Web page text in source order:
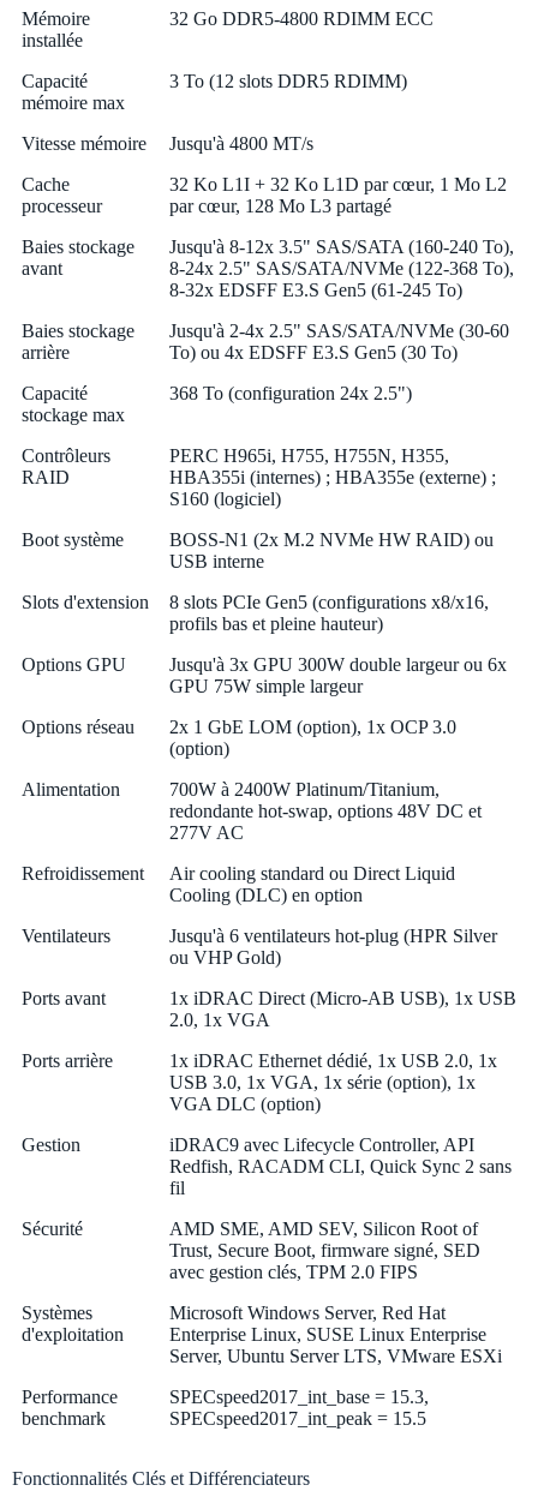
Mémoire
installée
32 Go DDR5-4800 RDIMM ECC
Capacité
mémoire max
3 To (12 slots DDR5 RDIMM)
Vitesse mémoire
Jusqu'à 4800 MT/s
Cache
processeur
32 Ko L1I + 32 Ko L1D par cœur, 1 Mo L2
par cœur, 128 Mo L3 partagé
Baies stockage
avant
Jusqu'à 8-12x 3.5" SAS/SATA (160-240 To),
8-24x 2.5" SAS/SATA/NVMe (122-368 To),
8-32x EDSFF E3.S Gen5 (61-245 To)
Baies stockage
arrière
Jusqu'à 2-4x 2.5" SAS/SATA/NVMe (30-60
To) ou 4x EDSFF E3.S Gen5 (30 To)
Capacité
stockage max
368 To (configuration 24x 2.5")
Contrôleurs
RAID
PERC H965i, H755, H755N, H355,
HBA355i (internes) ; HBA355e (externe) ;
S160 (logiciel)
Boot système
BOSS-N1 (2x M.2 NVMe HW RAID) ou
USB interne
Slots d'extension
8 slots PCIe Gen5 (configurations x8/x16,
profils bas et pleine hauteur)
Options GPU
Jusqu'à 3x GPU 300W double largeur ou 6x
GPU 75W simple largeur
Options réseau
2x 1 GbE LOM (option), 1x OCP 3.0
(option)
Alimentation
700W à 2400W Platinum/Titanium,
redondante hot-swap, options 48V DC et
277V AC
Refroidissement
Air cooling standard ou Direct Liquid
Cooling (DLC) en option
Ventilateurs
Jusqu'à 6 ventilateurs hot-plug (HPR Silver
ou VHP Gold)
Ports avant
1x iDRAC Direct (Micro-AB USB), 1x USB
2.0, 1x VGA
Ports arrière
1x iDRAC Ethernet dédié, 1x USB 2.0, 1x
USB 3.0, 1x VGA, 1x série (option), 1x
VGA DLC (option)
Gestion
iDRAC9 avec Lifecycle Controller, API
Redfish, RACADM CLI, Quick Sync 2 sans
fil
Sécurité
AMD SME, AMD SEV, Silicon Root of
Trust, Secure Boot, firmware signé, SED
avec gestion clés, TPM 2.0 FIPS
Systèmes
d'exploitation
Microsoft Windows Server, Red Hat
Enterprise Linux, SUSE Linux Enterprise
Server, Ubuntu Server LTS, VMware ESXi
Performance
benchmark
SPECspeed2017_int_base = 15.3,
SPECspeed2017_int_peak = 15.5
Fonctionnalités Clés et Différenciateurs